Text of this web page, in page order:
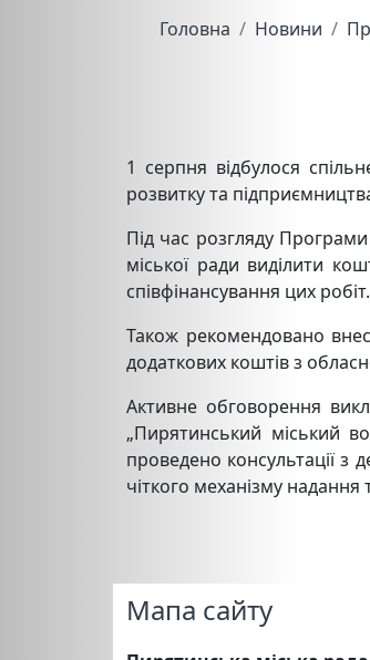
Головна Новини
1 серпня відбулося
розвитку та
Під час розгляду Програми
міської ради виділити
співфінансування цих робіт.
Також рекомендовано
додаткових коштів з
Активне обговорення
„Пирятинський міський
проведено консультації з
чіткого механізму
Мапа сайту